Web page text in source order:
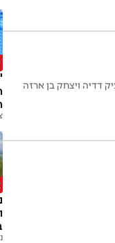
דדיה ויצחק בן ארזה